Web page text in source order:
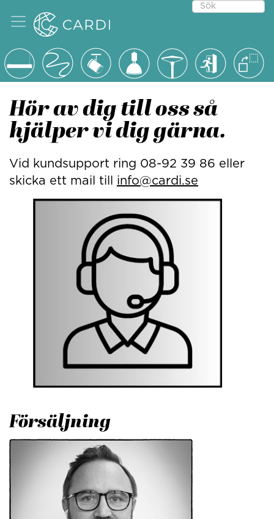
Hör av dig till oss så
hjälper vi dig gärna.
Vid kundsupport ring 08-92 39 86 eller
skicka ett mail till info@cardi.se
Försäljning